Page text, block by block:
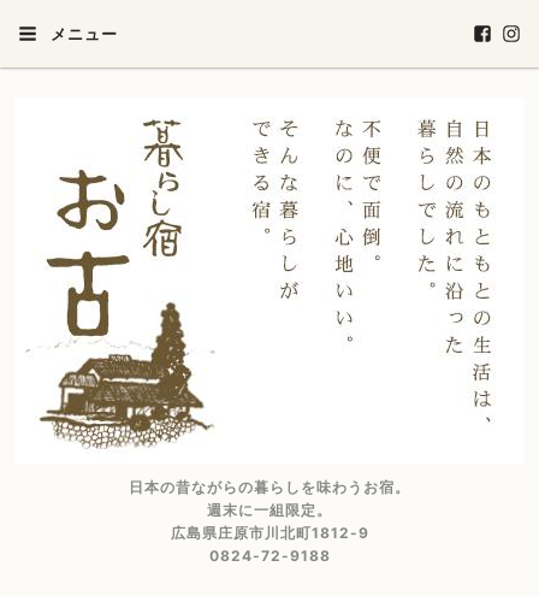
メニュー
日本の昔ながらの暮らしを味わうお宿。
週末に一組限定。
広島県庄原市川北町1812-9
0824-72-9188